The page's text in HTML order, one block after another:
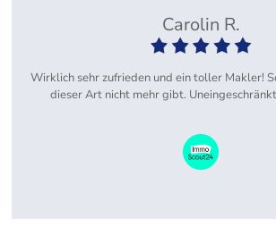
Carolin R.
Wirklich sehr zufrieden und ein toller Makler!
dieser Art nicht mehr gibt.